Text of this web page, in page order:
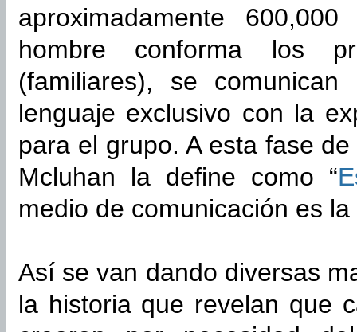
aproximadamente
hombre conforma los
(familiares), se
lenguaje exclusivo con la
para el grupo. A esta fase
Mcluhan la define como “
medio de comunicación es
Así se van dando diversas
la historia que revelan que